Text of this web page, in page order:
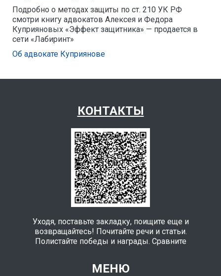
Подробно о методах защиты по ст. 210 УК РФ
смотри книгу адвокатов Алексея и Федора
Куприяновых «Эффект защитника» — продается в
сети «Лабиринт»
Об адвокате Куприянове
КОНТАКТЫ
Уходя, поставьте закладку, поищите еще и
возвращайтесь! Почитайте речи и статьи.
Полистайте победы и награды. Сравните
МЕНЮ